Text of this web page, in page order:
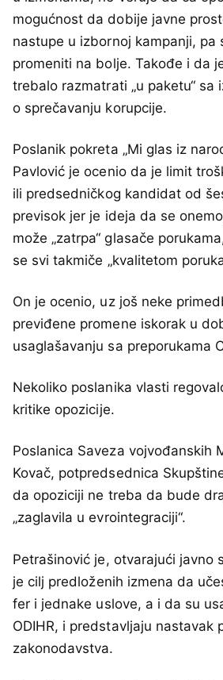
mogućnost da dobije javne
nastupe u izbornoj kampanji, pa
promeniti na bolje. Takođe i da
trebalo razmatrati „u paketu“ sa
o sprečavanju korupcije.
Poslanik pokreta „Mi glas iz
Pavlović je ocenio da je limit
ili predsedničkog kandidat od
previsok jer je ideja da se
može „zatrpa“ glasače
se svi takmiče „kvalitetom
On je ocenio, uz još neke
previđene promene iskorak u
usaglašavanju sa preporukama
Nekoliko poslanika vlasti
kritike opozicije.
Poslanica Saveza vojvođanskih
Kovač, potpredsednica
da opoziciji ne treba da bude
„zaglavila u evrointegraciji“.
Petrašinović je, otvarajući javno
je cilj predloženih izmena da
fer i jednake uslove, a i da su
ODIHR, i predstavljaju nastavak
zakonodavstva.